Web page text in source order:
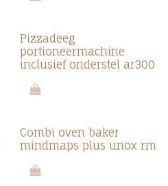
Pizzadeeg
portioneermachine
inclusief onderstel ar300
Combi oven baker
mindmaps plus unox rm